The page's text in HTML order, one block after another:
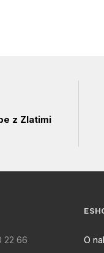
z Zlatimi
22 66
O